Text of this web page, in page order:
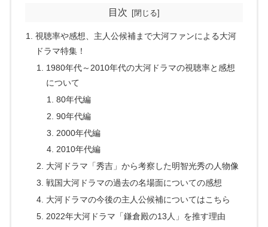
目次
視聴率や感想、主人公候補まで大河ファンによる大河
ドラマ特集！
1980年代～2010年代の大河ドラマの視聴率と感想
について
80年代編
90年代編
2000年代編
2010年代編
大河ドラマ「秀吉」から考察した明智光秀の人物像
戦国大河ドラマの過去の名場面についての感想
大河ドラマの今後の主人公候補についてはこちら
2022年大河ドラマ「鎌倉殿の13人」を推す理由